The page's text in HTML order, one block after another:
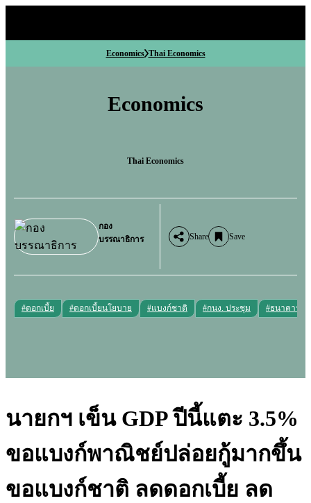
Economics Thai Economics
Economics
Thai Economics
กอง
บรรณาธิการ
Share Save
#ดอกเบี้ย #ดอกเบี้ยนโยบาย #แบงก์ชาติ #กนง. ประชุม #ธนาคารแ
นายกฯ เข็น GDP ปีนี้แตะ 3.5%
ขอแบงก์พาณิชย์ปล่อยกู้มากขึ้น
ขอแบงก์ชาติ ลดดอกเบี้ย ลด